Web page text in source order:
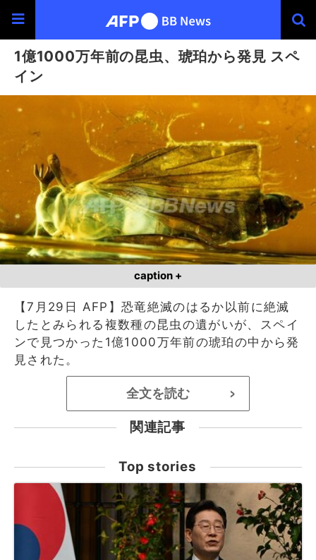
1億1000万年前の昆虫、琥珀から発見 スペ
イン
caption +
【7月29日 AFP】恐竜絶滅のはるか以前に絶滅
したとみられる複数種の昆虫の遺がいが、スペイ
ンで見つかった1億1000万年前の琥珀の中から発
見された。
全文を読む >
関連記事
Top stories